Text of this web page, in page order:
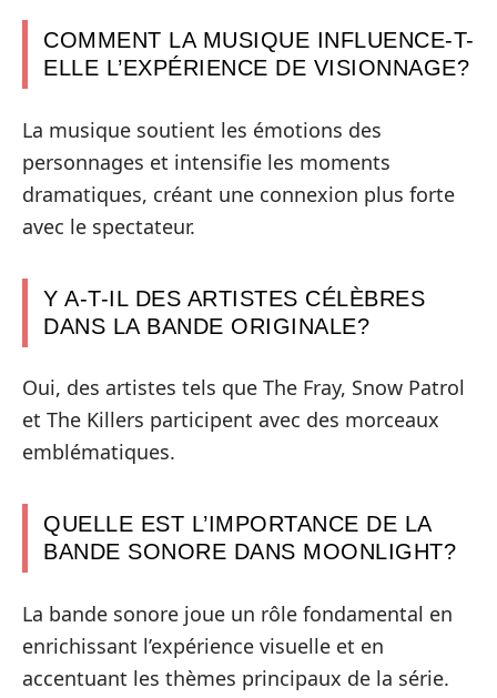
COMMENT LA MUSIQUE INFLUENCE-T-
ELLE L’EXPÉRIENCE DE VISIONNAGE?
La musique soutient les émotions des
personnages et intensifie les moments
dramatiques, créant une connexion plus forte
avec le spectateur.
Y A-T-IL DES ARTISTES CÉLÈBRES
DANS LA BANDE ORIGINALE?
Oui, des artistes tels que The Fray, Snow Patrol
et The Killers participent avec des morceaux
emblématiques.
QUELLE EST L’IMPORTANCE DE LA
BANDE SONORE DANS MOONLIGHT?
La bande sonore joue un rôle fondamental en
enrichissant l’expérience visuelle et en
accentuant les thèmes principaux de la série.